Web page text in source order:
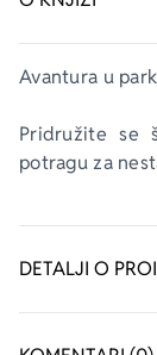
Avantura u
Pridružite se
potragu za
DETALJI O